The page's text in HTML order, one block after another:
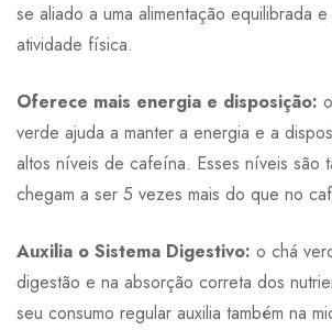
se aliado a uma alimentação equilibrada
atividade física.
Oferece mais energia e disposição:
verde ajuda a manter a energia e a
altos níveis de cafeína. Esses níveis são
chegam a ser 5 vezes mais do que no
Auxilia o Sistema Digestivo: o chá
digestão e na absorção correta dos
seu consumo regular auxilia também na